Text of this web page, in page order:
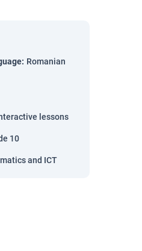
: Romanian
lessons
10
and ICT